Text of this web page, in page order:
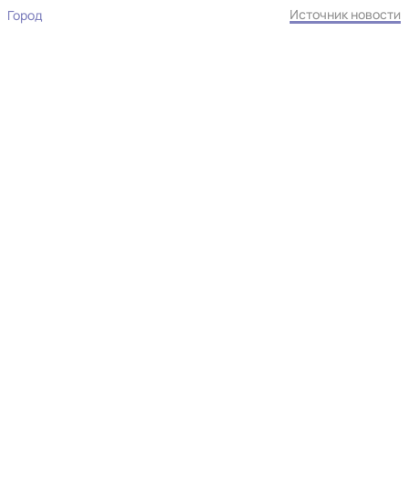
Город Источник новости